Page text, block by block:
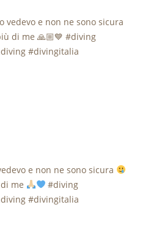
e non ne sono sicura
me
#diving
#divingitalia